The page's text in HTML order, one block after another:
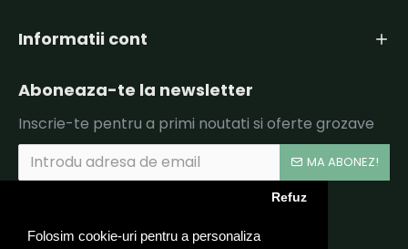
Folosim cookie-uri pentru a personaliza
Refuz
Informatii cont
Aboneaza-te la newsletter
Inscrie-te pentru a primi noutati si oferte grozave
MA ABONEZ!